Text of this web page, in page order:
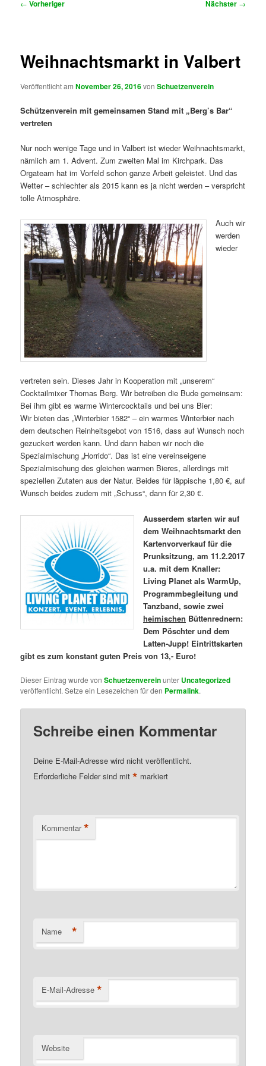
← Vorheriger Nächster →
Weihnachtsmarkt in Valbert
Veröffentlicht amNovember 26, 2016vonSchuetzenverein
Schützenverein mit gemeinsamen Stand mit „Berg’s Bar“
vertreten
Nur noch wenige Tage und in Valbert ist wieder Weihnachtsmarkt,
nämlich am 1. Advent. Zum zweiten Mal im Kirchpark. Das
Orgateam hat im Vorfeld schon ganze Arbeit geleistet. Und das
Wetter – schlechter als 2015 kann es ja nicht werden – verspricht
tolle Atmosphäre.
Auch wir
werden
wieder
vertreten sein. Dieses Jahr in Kooperation mit „unserem“
Cocktailmixer Thomas Berg. Wir betreiben die Bude gemeinsam:
Bei ihm gibt es warme Wintercocktails und bei uns Bier:
Wir bieten das „Winterbier 1582“ – ein warmes Winterbier nach
dem deutschen Reinheitsgebot von 1516, dass auf Wunsch noch
gezuckert werden kann. Und dann haben wir noch die
Spezialmischung „Horrido“. Das ist eine vereinseigene
Spezialmischung des gleichen warmen Bieres, allerdings mit
speziellen Zutaten aus der Natur. Beides für läppische 1,80 €, auf
Wunsch beides zudem mit „Schuss“, dann für 2,30 €.
Ausserdem starten wir auf
dem Weihnachtsmarkt den
Kartenvorverkauf für die
Prunksitzung, am 11.2.2017
u.a. mit dem Knaller:
Living Planet als WarmUp,
Programmbegleitung und
Tanzband, sowie zwei
heimischen Büttenrednern:
Dem Pöschter und dem
Latten-Jupp! Eintrittskarten
gibt es zum konstant guten Preis von 13,- Euro!
Dieser Eintrag wurde vonSchuetzenvereinunter Uncategorized
veröffentlicht. Setze ein Lesezeichen für den Permalink.
Schreibe einen Kommentar
Deine E-Mail-Adresse wird nicht veröffentlicht.
Erforderliche Felder sind mit* markiert
Kommentar *
Name *
E-Mail-Adresse *
Website